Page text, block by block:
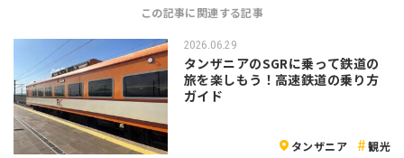
この記事に関連する記事
2026.06.29
タンザニアのSGRに乗って鉄道の
旅を楽しもう！高速鉄道の乗り方
ガイド
タンザニア 観光